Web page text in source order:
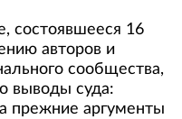
состоявшееся 16
авторов и
сообщества,
выводы суда:
прежние аргументы